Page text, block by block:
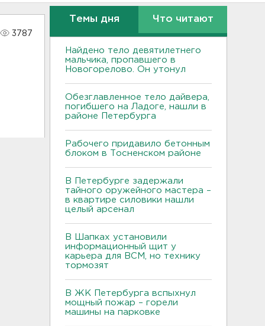
3787
Темы дня Что читают
Найдено тело девятилетнего
мальчика, пропавшего в
Новогорелово. Он утонул
Обезглавленное тело дайвера,
погибшего на Ладоге, нашли в
районе Петербурга
Рабочего придавило бетонным
блоком в Тосненском районе
В Петербурге задержали
тайного оружейного мастера –
в квартире силовики нашли
целый арсенал
В Шапках установили
информационный щит у
карьера для ВСМ, но технику
тормозят
В ЖК Петербурга вспыхнул
мощный пожар – горели
машины на парковке